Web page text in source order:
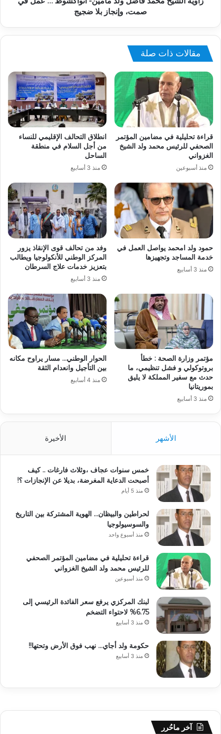
صمت، وإنجاز بلا ضجيج
مقالات ذات صلة
قراءة تحليلية في مضامين المؤتمر
الصحفي للرئيس محمد ولد الشيخ
الغزواني
منذ أسبوعين
انطلاق التحالف الإقليمي للنساء
من أجل السلام في منطقة
الساحل
منذ 3 أسابيع
حمود ولد امحمد يواصل العمل في
خدمة المساجد وتجهيزها
منذ 3 أسابيع
وفد من تحالف قوى الإنقاذ يزور
المركز الوطني للأنكولوجيا ويطالب
بتعزيز خدمات علاج السرطان
منذ 3 أسابيع
مؤتمر وزارة الصحة : خطأ
بروتوكولي و فشل تنظيمي، ما
حدث مع سفير المملكة لا يليق
بموريتانيا
منذ 3 أسابيع
الحوار الوطني… مسار يراوح مكانه
بين التأجيل وانعدام الثقة
منذ 4 أسابيع
الأشهر الأخيرة
خمس سنوات عجاف ،وثلاث فارغات .. كيف
أصبحت الدعاية المغرضة، بديلا عن الإنجازات ؟!
منذ 5 أيام
لحراطين والبيظان… الهوية المشتركة بين التاريخ
والسوسيولوجيا
منذ أسبوع واحد
قراءة تحليلية في مضامين المؤتمر الصحفي
للرئيس محمد ولد الشيخ الغزواني
منذ أسبوعين
لبنك المركزي يرفع سعر الفائدة الرئيسي إلى
6.75% لاحتواء التضخم
منذ 3 أسابيع
حكومة ولد أجاي… نهب فوق الأرض وتحتها!!
منذ 3 أسابيع
آخر ماحُرر